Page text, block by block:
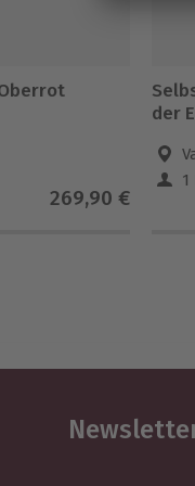
269,90 €
der
1